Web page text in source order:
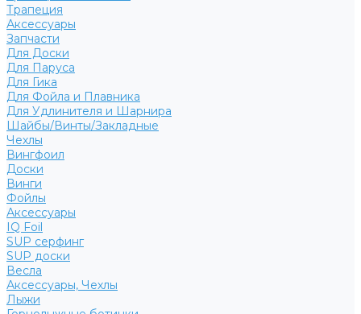
Трапеция
Аксессуары
Запчасти
Для Доски
Для Паруса
Для Гика
Для Фойла и Плавника
Для Удлинителя и Шарнира
Шайбы/Винты/Закладные
Чехлы
Вингфоил
Доски
Винги
Фойлы
Аксессуары
IQ Foil
SUP серфинг
SUP доски
Весла
Аксессуары, Чехлы
Лыжи